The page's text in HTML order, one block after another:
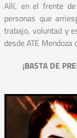
Allí, en el frente
personas que
trabajo, voluntad y
desde ATE
¡BASTA DE